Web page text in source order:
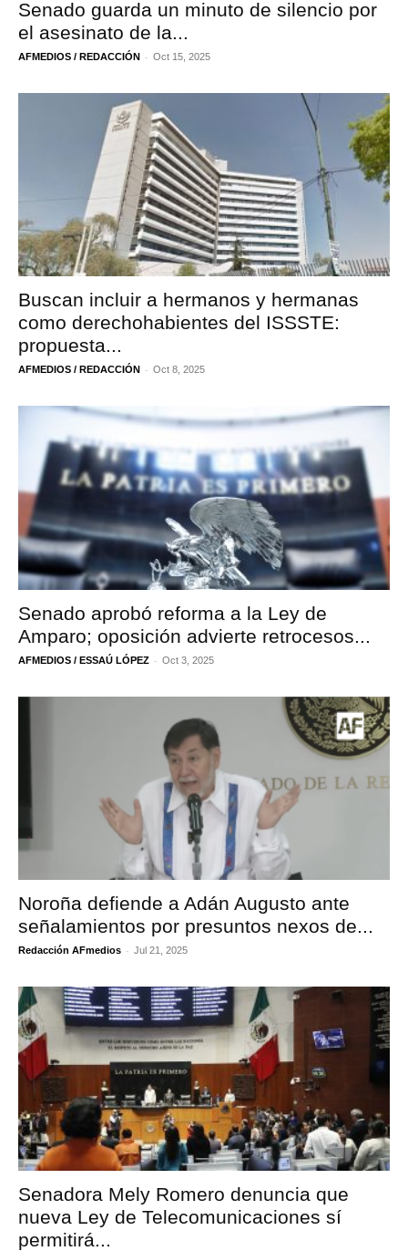
Senado guarda un minuto de silencio por
el asesinato de la...
AFMEDIOS / REDACCIÓN - Oct 15, 2025
Buscan incluir a hermanos y hermanas
como derechohabientes del ISSSTE:
propuesta...
AFMEDIOS / REDACCIÓN - Oct 8, 2025
Senado aprobó reforma a la Ley de
Amparo; oposición advierte retrocesos...
AFMEDIOS / ESSAÚ LÓPEZ - Oct 3, 2025
Noroña defiende a Adán Augusto ante
señalamientos por presuntos nexos de...
Redacción AFmedios - Jul 21, 2025
Senadora Mely Romero denuncia que
nueva Ley de Telecomunicaciones sí
permitirá...